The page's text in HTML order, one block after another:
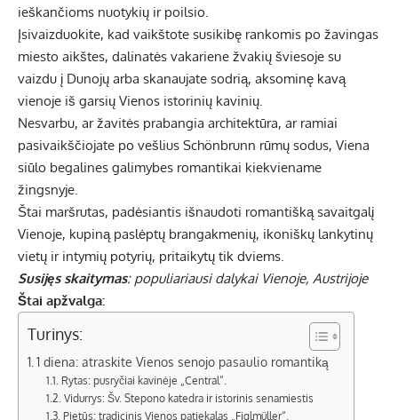
ieškančioms nuotykių ir poilsio.
Įsivaizduokite, kad vaikštote susikibę rankomis po žavingas
miesto aikštes, dalinatės vakariene žvakių šviesoje su
vaizdu į Dunojų arba skanaujate sodrią, aksominę kavą
vienoje iš garsių Vienos istorinių kavinių.
Nesvarbu, ar žavitės prabangia architektūra, ar ramiai
pasivaikščiojate po vešlius Schönbrunn rūmų sodus, Viena
siūlo begalines galimybes romantikai kiekviename
žingsnyje.
Štai maršrutas, padėsiantis išnaudoti romantišką savaitgalį
Vienoje, kupiną paslėptų brangakmenių, ikoniškų lankytinų
vietų ir intymių potyrių, pritaikytų tik dviems.
Susijęs skaitymas: populiariausi dalykai Vienoje, Austrijoje
Štai apžvalga:
Turinys:
1 diena: atraskite Vienos senojo pasaulio romantiką
Rytas: pusryčiai kavinėje „Central“.
Vidurrys: Šv. Stepono katedra ir istorinis senamiestis
Pietūs: tradicinis Vienos patiekalas „Figlmüller“.